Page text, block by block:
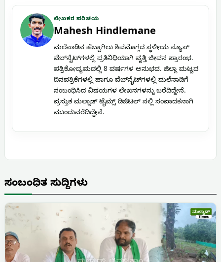
ಲೇಖಕರ ಪರಿಚಯ
Mahesh Hindlemane
ಮಲೆನಾಡಿನ ಹೆಬ್ಬಾಗಿಲು ಶಿವಮೊಗ್ಗದ ಸ್ಥಳೀಯ ನ್ಯೂಸ್
ವೆಬ್‌ಸೈಟ್‌ಗಳಲ್ಲಿ ಪ್ರತಿನಿಧಿಯಾಗಿ ವೃತ್ತಿ ಜೀವನ ಪ್ರಾರಂಭ.
ಪತ್ರಿಕೋದ್ಯಮದಲ್ಲಿ 8 ವರ್ಷಗಳ ಅನುಭವ. ಜಿಲ್ಲಾ ಮಟ್ಟದ
ದಿನಪತ್ರಿಕೆಗಳಲ್ಲಿ ಹಾಗೂ ವೆಬ್‌ಸೈಟ್‌ಗಳಲ್ಲಿ ಮಲೆನಾಡಿಗೆ
ಸಂಬಂಧಿಸಿದ ವಿಷಯಗಳ ಲೇಖನಗಳನ್ನು ಬರೆದಿದ್ದೇನೆ.
ಪ್ರಸ್ತುತ ಮಲ್ನಾಡ್ ಟೈಮ್ಸ್ ಡಿಜಿಟಲ್ ನಲ್ಲಿ ಸಂಪಾದಕನಾಗಿ
ಮುಂದುವರೆದಿದ್ದೇನೆ.
ಸಂಬಂಧಿತ ಸುದ್ದಿಗಳು